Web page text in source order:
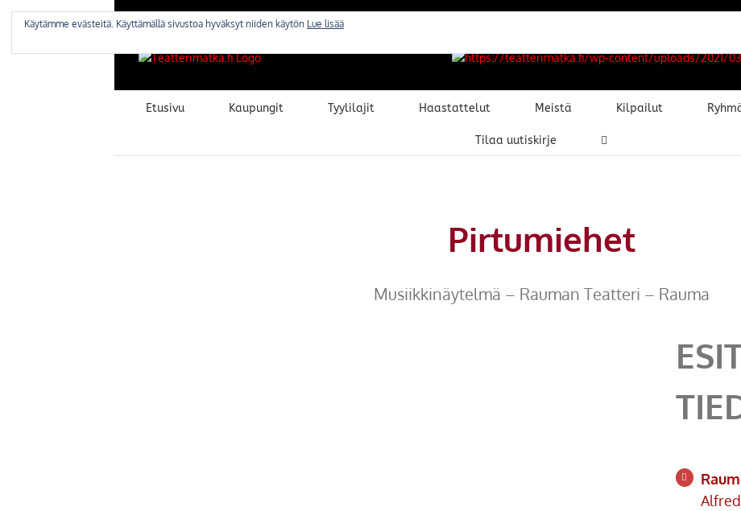
Etusivu Kaupungit Tyylilajit Haastattelut Meistä Kilpailut
Tilaa uutiskirje
Pirtumiehet
Musiikkinäytelmä – Rauman Teatteri – Rauma
Käytämme evästeitä. Käyttämällä sivustoa hyväksyt niiden käytön Lue lisää